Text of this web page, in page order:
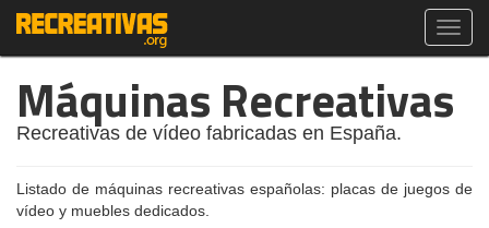
Máquinas Recreativas
Recreativas de vídeo fabricadas en España.
Listado de máquinas recreativas españolas: placas de juegos de
vídeo y muebles dedicados.